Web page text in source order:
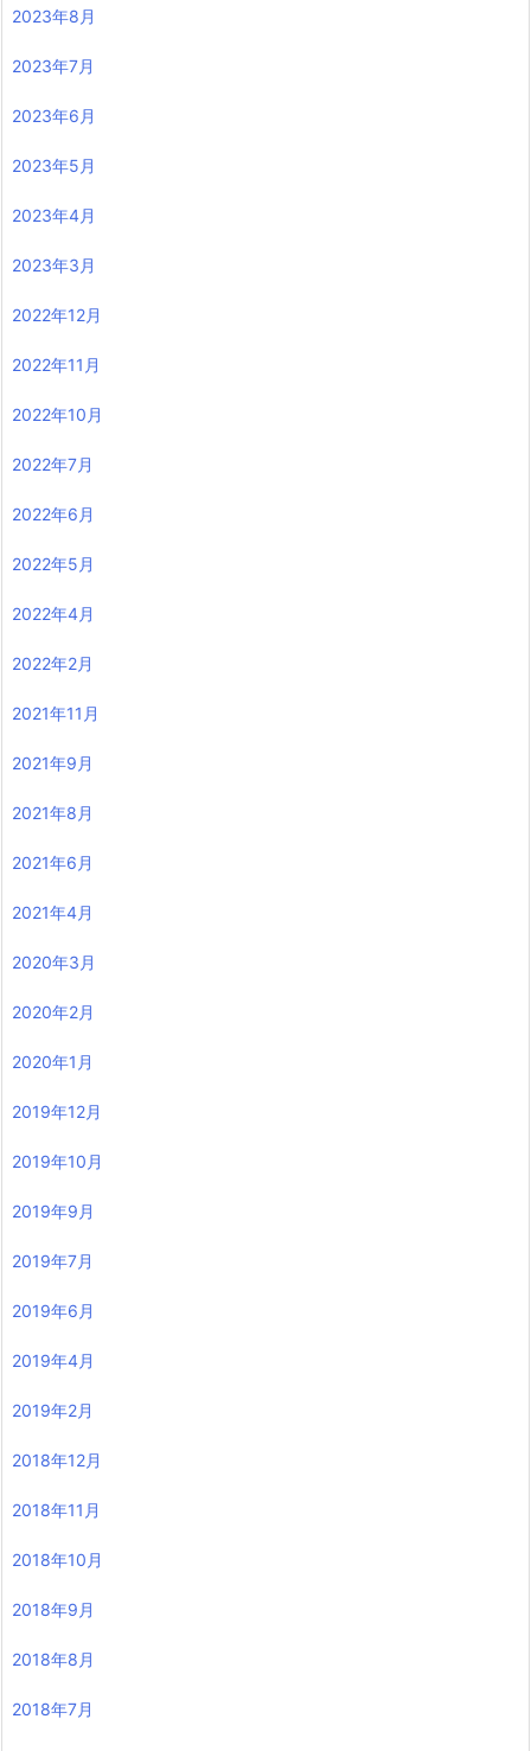
2023年8月
2023年7月
2023年6月
2023年5月
2023年4月
2023年3月
2022年12月
2022年11月
2022年10月
2022年7月
2022年6月
2022年5月
2022年4月
2022年2月
2021年11月
2021年9月
2021年8月
2021年6月
2021年4月
2020年3月
2020年2月
2020年1月
2019年12月
2019年10月
2019年9月
2019年7月
2019年6月
2019年4月
2019年2月
2018年12月
2018年11月
2018年10月
2018年9月
2018年8月
2018年7月